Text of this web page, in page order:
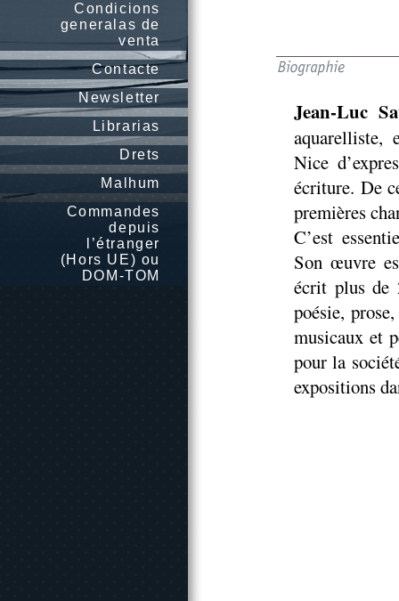
Condicions
generalas de
venta
Contacte
Newsletter
Librarias
Drets
Malhum
Commandes
depuis
l’étranger
(Hors UE) ou
DOM-TOM
Jean-Luc
aquarelliste,
Nice
écriture. De
premières
C’est
Son œuvre
écrit plus de
poésie,
musicaux et
pour la
expositions